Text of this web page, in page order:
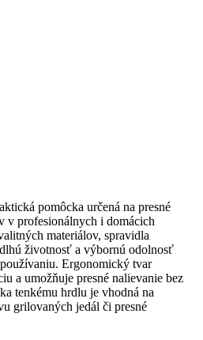
pomôcka určená na presné
v profesionálnych i domácich
materiálov, spravidla
životnosť a výbornú odolnosť
Ergonomický tvar
a umožňuje presné nalievanie bez
tenkému hrdlu je vhodná na
grilovaných jedál či presné